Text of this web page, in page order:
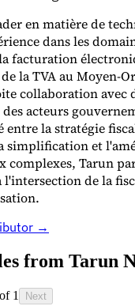
AmériquesAsie-
en matière de
dans les
facturation
la TVA au Moyen-
collaboration avec
acteurs
entre la stratégie
simplification et
complexes, Tarun
l'intersection de la
→
from Tarun
1 Next